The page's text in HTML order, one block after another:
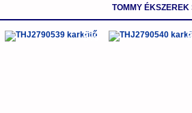
TOMMY
-5% -